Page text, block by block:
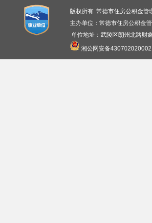
版权所有 常德市住房公积金
主办单位：常德市住房公积金
单位地址：武陵区朗州北路
湘公网安备